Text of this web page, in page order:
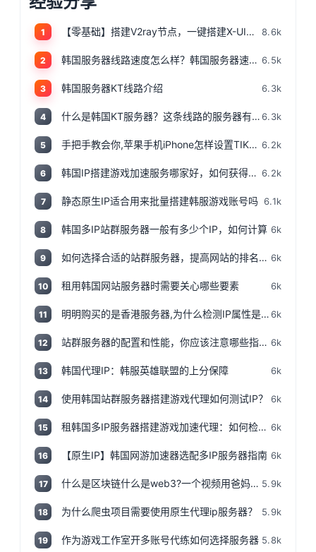
1 【零基础】搭建V2ray节点，一键搭建X-UI面板，目前最简单、最安全、最稳定的专属节点搭建方法，晚高峰高速稳定，4K秒开的科学上网 8.6k
2 韩国服务器线路速度怎么样？韩国服务器速度测评 6.5k
3 韩国服务器KT线路介绍 6.3k
4 什么是韩国KT服务器？这条线路的服务器有哪些特点？6.3k
5 手把手教会你,苹果手机iPhone怎样设置TIKTOK文的运营环境，手把手教你怎样运营海外抖音 服务器购买 6.2k
6 韩国IP搭建游戏加速服务哪家好，如何获得韩国IP 6.2k
7 静态原生IP适合用来批量搭建韩服游戏账号吗 6.1k
8 韩国多IP站群服务器一般有多少个IP，如何计算 6k
9 如何选择合适的站群服务器，提高网站的排名和流量 6k
10 租用韩国网站服务器时需要关心哪些要素 6k
11 明明购买的是香港服务器,为什么检测IP属性是归美国?「视频+文案」6k
12 站群服务器的配置和性能，你应该注意哪些指标和参数？ 6k
13 韩国代理IP：韩服英雄联盟的上分保障 6k
14 使用韩国站群服务器搭建游戏代理如何测试IP？ 6k
15 租韩国多IP服务器搭建游戏加速代理：如何检测IP地址是否为本地IP 6k
16 【原生IP】韩国网游加速器选配多IP服务器指南 6k
17 什么是区块链什么是web3?一个视频用爸妈都能听得懂的话说清楚,撸空投入门视频! 5.9k
18 为什么爬虫项目需要使用原生代理ip服务器？ 5.9k
19 作为游戏工作室开多账号代练如何选择服务器 5.8k